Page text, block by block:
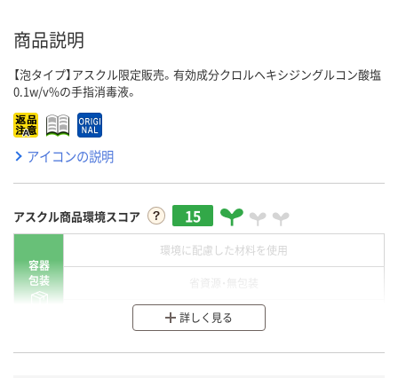
商品説明
【泡タイプ】アスクル限定販売。有効成分クロルヘキシジングルコン酸塩
0.1w/v%の手指消毒液。
アイコンの説明
アスクル商品環境スコア 15
容器
包装
環境に配慮した材料を使用
分別・リサイクルしやすい設計
詳しく見る